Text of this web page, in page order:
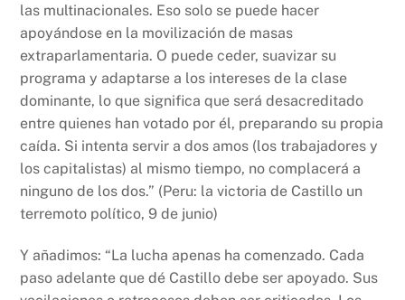
las multinacionales. Eso solo se puede hacer
apoyándose en la movilización de masas
extraparlamentaria. O puede ceder, suavizar su
programa y adaptarse a los intereses de la clase
dominante, lo que significa que será desacreditado
entre quienes han votado por él, preparando su propia
caída. Si intenta servir a dos amos (los trabajadores y
los capitalistas) al mismo tiempo, no complacerá a
ninguno de los dos.” (Peru: la victoria de Castillo un
terremoto político, 9 de junio)
Y añadimos: “La lucha apenas ha comenzado. Cada
paso adelante que dé Castillo debe ser apoyado. Sus